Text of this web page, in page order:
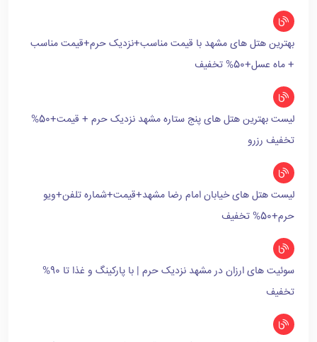
بهترین هتل های مشهد با قیمت مناسب+نزدیک حرم+قیمت مناسب
+ ماه عسل+50% تخفیف
لیست بهترین هتل های پنج ستاره مشهد نزدیک حرم + قیمت+50%
تخفیف رزرو
لیست هتل های خیابان امام رضا مشهد+قیمت+شماره تلفن+ویو
حرم+50% تخفیف
سوئیت های ارزان در مشهد نزدیک حرم | با پارکینگ و غذا تا 90%
تخفیف